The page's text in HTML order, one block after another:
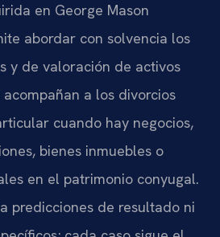
en George Mason
abordar con solvencia los
y de valoración de activos
a los divorcios
cuando hay negocios,
bienes inmuebles o
en el patrimonio conyugal.
predicciones de resultado ni